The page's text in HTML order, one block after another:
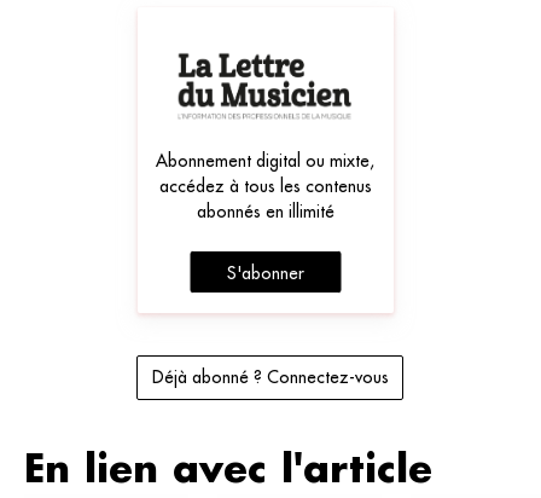
Abonnement digital ou mixte,
accédez à tous les contenus
abonnés en illimité
S'abonner
Déjà abonné ? Connectez-vous
En lien avec l'article